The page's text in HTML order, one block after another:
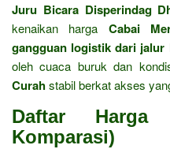
Juru Bicara Disperindag
kenaikan harga Cabai
gangguan logistik dari jalur
oleh cuaca buruk dan
Curahstabil berkat akses
Daftar Harga
Komparasi)